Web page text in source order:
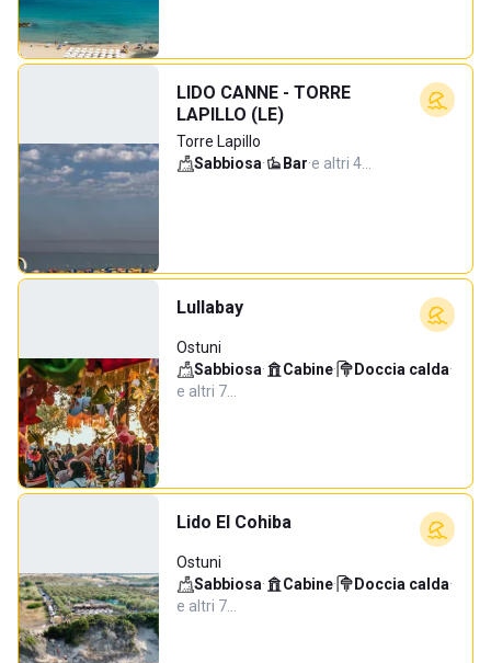
LIDO CANNE - TORRE
LAPILLO (LE)
Torre Lapillo
Sabbiosa· Bar·e altri 4…
Lullabay
Ostuni
Sabbiosa· Cabine· Doccia calda·
e altri 7…
Lido El Cohiba
Ostuni
Sabbiosa· Cabine· Doccia calda·
e altri 7…